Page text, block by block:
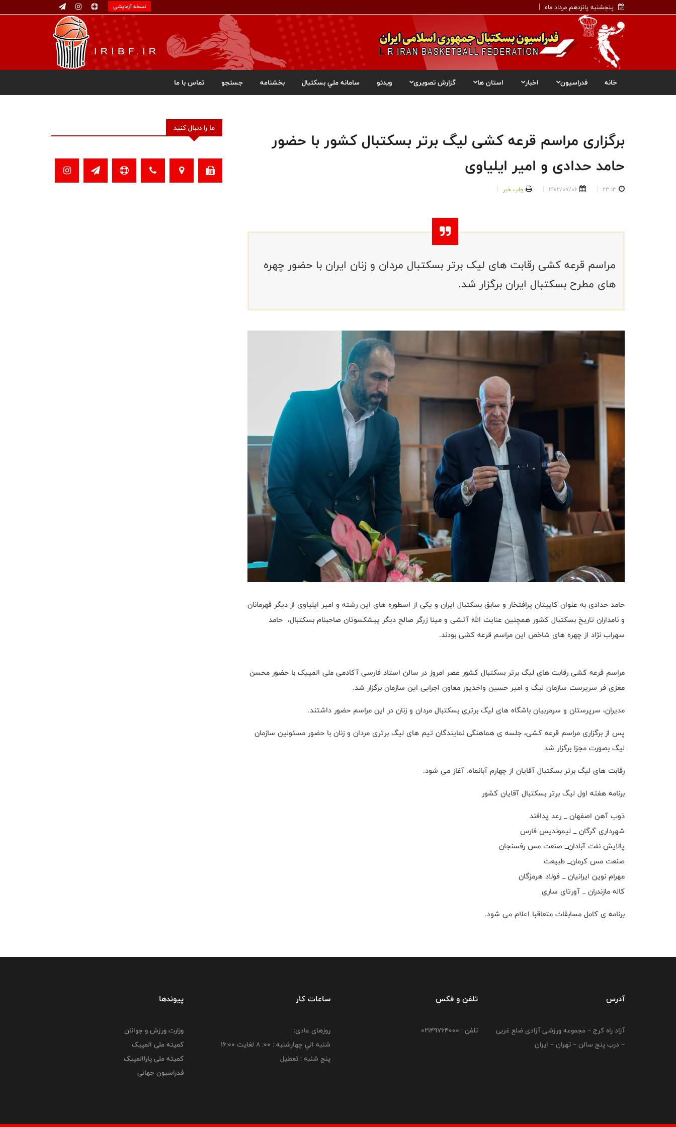
پنجشنبه پانزدهم مرداد ماه نسخه آزمایشی
خانه فدراسیون اخبار استان ها گزارش تصویری ویدئو سامانه ملي بسکتبال بخشنامه جستجو تماس با ما
برگزاری مراسم قرعه کشی لیگ برتر بسکتبال کشور با حضور
حامد حدادی و امیر ایلیاوی
23:13
1402/07/06 چاپ خبر
مراسم قرعه کشی رقابت های لیک برتر بسکتبال مردان و زنان ایران با حضور چهره
های مطرح بسکتبال ایران برگزار شد.
حامد حدادی به عنوان کاپیتان پرافتخار و سابق بسکتبال ایران و یکی از اسطوره های این رشته و امیر ایلیاوی از دیگر قهرمانان
و نامداران تاریخ بسکتبال کشور همچنین عنایت الله آتشی و مینا زرگر صالح دیگر پیشکسوتان صاحبنام بسکتبال، حامد
سهراب نژاد از چهره های شاخص این مراسم قرعه کشی بودند.
مراسم قرعه کشی رقابت های لیگ برتر بسکتبال کشور عصر امروز در سالن استاد فارسی آکادمی ملی المپیک با حضور محسن
معزی فر سرپرست سازمان لیگ و امیر حسین واحدپور معاون اجرایی این سازمان برگزار شد.
مدیران، سرپرستان و سرمربیان باشگاه های لیگ برتری بسکتبال مردان و زنان در این مراسم حضور داشتند.
پس از برگزاری مراسم قرعه کشی، جلسه ی هماهنگی نمایندگان تیم های لیگ برتری مردان و زنان با حضور مسئولین سازمان
لیگ بصورت مجزا برگزار شد
رقابت های لیگ برتر بسکتبال آقایان از چهارم آبانماه. آغاز می شود.
برنامه هفته اول لیگ برتر بسکتبال آقایان کشور
ذوب آهن اصفهان _ رعد پدافند
شهرداری گرگان _ لیموندیس فارس
پالایش نفت آبادان_ صنعت مس رفسنجان
صنعت مس کرمان_ طبیعت
مهرام نوین ایرانیان _ فولاد هرمزگان
کاله مازندران _ آورتای ساری
برنامه ی کامل مسابقات متعاقبا اعلام می شود.
ما را دنبال کنید
آدرس
آزاد راه کرج – مجموعه ورزشی آزادی ضلع غربی
– درب پنج سالن – تهران – ایران
تلفن و فکس
تلفن : 02149764000
ساعات کار
روزهای عادی:
شنبه الي چهارشنبه : 00: 8 لغايت 16:00
پنج شنبه : تعطیل
پیوندها
وزارت ورزش و جوانان
کمیته ملی المپیک
کمیته ملی پاراالمپیک
فدراسیون جهانی